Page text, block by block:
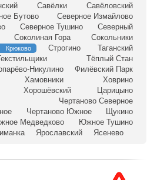
Савёлки
Савёловский
Бутово
Северное Измайлово
Северное Тушино
Северный
Соколиная Гора
Сокольники
Крюково Строгино
Таганский
Тёплый Стан
Никулино
Филёвский Парк
Хамовники
Ховрино
Хорошёвский
Царицыно
Чертаново Северное
Чертаново Южное
Щукино
Медведково
Южное Тушино
Ярославский Ясенево